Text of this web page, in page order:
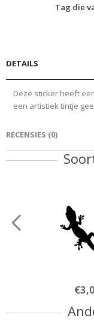
Tag die
DETAILS
Deze sticker heeft
een artistiek tintje
RECENSIES (0)
Price